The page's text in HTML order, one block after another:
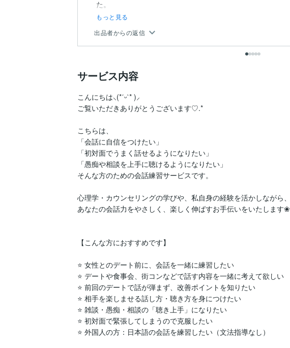
もっと見る
出品者からの返信
サービス内容
こんにちは⸜(*ˊᵕˋ* )⸝
ご覧いただきありがとうございます♡.*
こちらは、
「会話に自信をつけたい」
「初対面でうまく話せるようになりたい」
「愚痴や相談を上手に聴けるようになりたい」
そんな方のための会話練習サービスです。
心理学・カウンセリングの学びや、私自身の経験を活かしながら、
あなたの会話力をやさしく、楽しく伸ばすお手伝いをいたします❀
【こんな方におすすめです】
⭐ 女性とのデート前に、会話を一緒に練習したい
⭐ デートや食事会、街コンなどで話す内容を一緒に考えて欲しい
⭐ 前回のデートで話が弾まず、改善ポイントを知りたい
⭐ 相手を楽しませる話し方・聴き方を身につけたい
⭐ 雑談・愚痴・相談の「聴き上手」になりたい
⭐ 初対面で緊張してしまうので克服したい
⭐ 外国人の方：日本語の会話を練習したい（文法指導なし）